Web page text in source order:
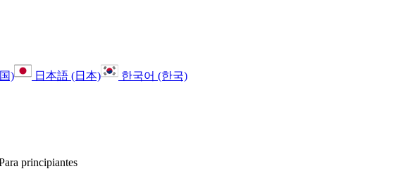
) 日本語 (日本) 한국어 (한국)
principiantes